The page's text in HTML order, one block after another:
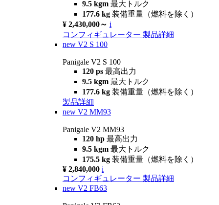
9.5 kgm 最大トルク
177.6 kg 装備重量（燃料を除く）
¥ 2,430,000～ i
コンフィギュレーター 製品詳細
new V2 S 100
Panigale V2 S 100
120 ps 最高出力
9.5 kgm 最大トルク
177.6 kg 装備重量（燃料を除く）
製品詳細
new V2 MM93
Panigale V2 MM93
120 hp 最高出力
9.5 kgm 最大トルク
175.5 kg 装備重量（燃料を除く）
¥ 2,840,000 i
コンフィギュレーター 製品詳細
new V2 FB63